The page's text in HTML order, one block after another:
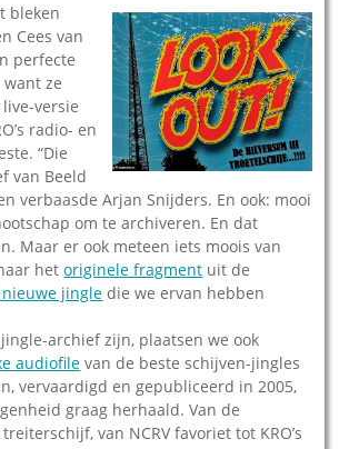
bleken
Cees van
perfecte
ze
versie
radio- en
“Die
van Beeld
verbaasde Arjan Snijders. En ook: mooi
om te archiveren. En dat
Maar er ook meteen iets moois van
hetoriginele fragment uit de
jingle die we ervan hebben
archief zijn, plaatsen we ook
audiofile van de beste schijven-jingles
vervaardigd en gepubliceerd in 2005,
graag herhaald. Van de
van NCRV favoriet tot KRO’s